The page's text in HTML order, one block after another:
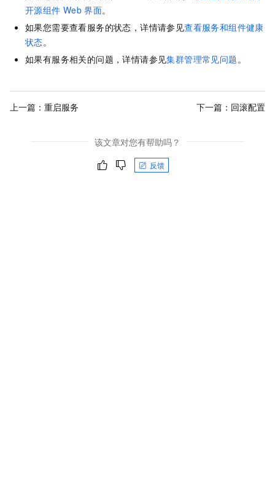
开源组件 Web 界面。
如果您需要查看服务的状态，详情请参见查看服务和组件健康
状态。
如果有服务相关的问题，详情请参见集群管理常见问题 。
上一篇： 重启服务 下一篇： 回滚配置
该文章对您有帮助吗？
反馈